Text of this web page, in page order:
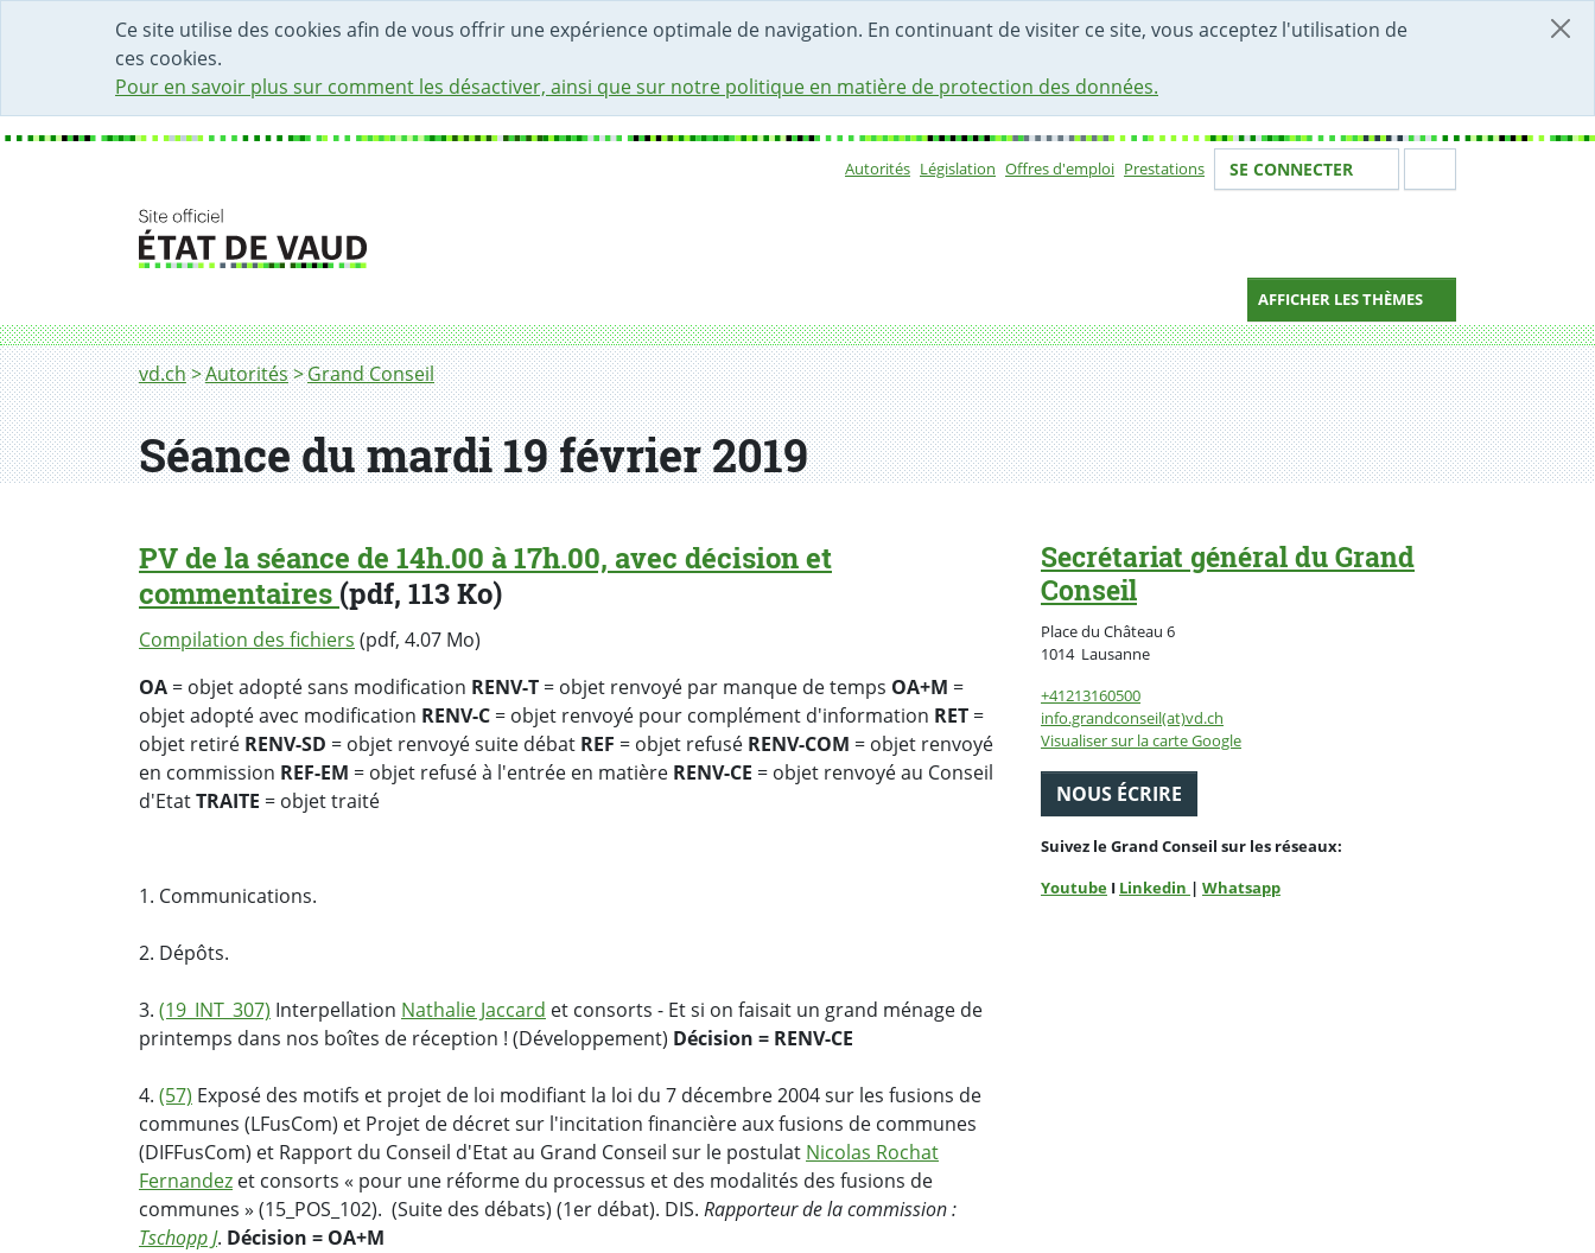
Ce site utilise des cookies afin de vous offrir une expérience optimale de navigation. En continuant de visiter ce site, vous acceptez l'utilisation de
ces cookies.
Pour en savoir plus sur comment les désactiver, ainsi que sur notre politique en matière de protection des données.
DÉBUT DU CONTENU DE LA PAGE
ACCÈS AU CHAMP DE RECHERCHE
PAGE D'ACCUEIL
FORMULAIRE DE CONTACT
Autorités Législation Offres d'emploi Prestations Votre identité
SE CONNECTER
AFFICHER LES THÈMES
Fil d'Ariane
vd.ch Autorités Grand Conseil
Séance du mardi 19 février 2019
PV de la séance de 14h.00 à 17h.00, avec décision et
commentaires (pdf, 113 Ko)
Compilation des fichiers (pdf, 4.07 Mo)
OA = objet adopté sans modification RENV-T = objet renvoyé par manque de temps OA+M =
objet adopté avec modification RENV-C = objet renvoyé pour complément d'information RET =
objet retiré RENV-SD = objet renvoyé suite débat REF = objet refusé RENV-COM = objet renvoyé
en commission REF-EM = objet refusé à l'entrée en matière RENV-CE = objet renvoyé au Conseil
d'EtatTRAITE = objet traité
1. Communications.
2. Dépôts.
3. (19_INT_307) Interpellation Nathalie Jaccard et consorts - Et si on faisait un grand ménage de
printemps dans nos boîtes de réception ! (Développement) Décision = RENV-CE
4. (57) Exposé des motifs et projet de loi modifiant la loi du 7 décembre 2004 sur les fusions de
communes (LFusCom) et Projet de décret sur l'incitation financière aux fusions de communes
(DIFFusCom) et Rapport du Conseil d'Etat au Grand Conseil sur le postulat Nicolas Rochat
Fernandez et consorts « pour une réforme du processus et des modalités des fusions de
communes » (15_POS_102). (Suite des débats) (1er débat). DIS. Rapporteur de la commission :
Tschopp J. Décision = OA+M
Secrétariat général du Grand
Conseil
Place du Château 6
1014 LausanneSuisse
+41213160500
info.grandconseil(at)vd.ch
Visualiser sur la carte Google
NOUS ÉCRIRE
Suivez le Grand Conseil sur les réseaux:
Youtube I Linkedin | Whatsapp